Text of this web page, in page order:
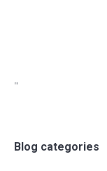
"
Blog categories